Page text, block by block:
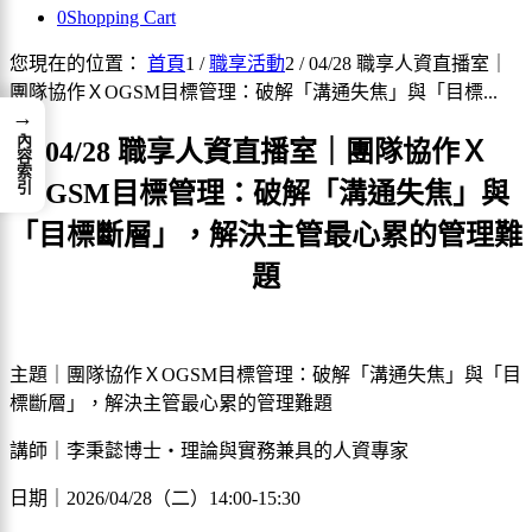
0Shopping Cart
您現在的位置： 首頁1 / 職享活動2 / 04/28 職享人資直播室｜
團隊協作ＸOGSM目標管理：破解「溝通失焦」與「目標...
04/28 職享人資直播室｜團隊協作Ｘ
OGSM目標管理：破解「溝通失焦」與
「目標斷層」，解決主管最心累的管理難
題
主題｜團隊協作ＸOGSM目標管理：破解「溝通失焦」與「目
標斷層」，解決主管最心累的管理難題
講師｜李秉懿博士・理論與實務兼具的人資專家
日期｜2026/04/28（二）14:00-15:30
→
內容索引